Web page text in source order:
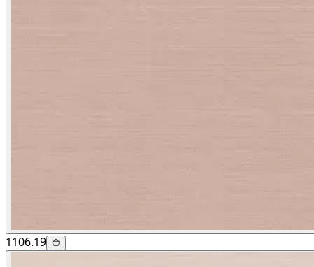
1106.19